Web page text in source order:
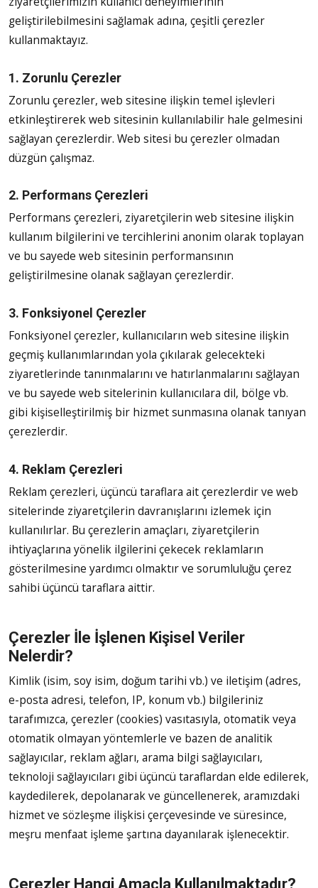
geliştirilebilmesini sağlamak adına, çeşitli çerezler
kullanmaktayız.
1. Zorunlu Çerezler
Zorunlu çerezler, web sitesine ilişkin temel işlevleri
etkinleştirerek web sitesinin kullanılabilir hale gelmesini
sağlayan çerezlerdir. Web sitesi bu çerezler olmadan
düzgün çalışmaz.
2. Performans Çerezleri
Performans çerezleri, ziyaretçilerin web sitesine ilişkin
kullanım bilgilerini ve tercihlerini anonim olarak toplayan
ve bu sayede web sitesinin performansının
geliştirilmesine olanak sağlayan çerezlerdir.
3. Fonksiyonel Çerezler
Fonksiyonel çerezler, kullanıcıların web sitesine ilişkin
geçmiş kullanımlarından yola çıkılarak gelecekteki
ziyaretlerinde tanınmalarını ve hatırlanmalarını sağlayan
ve bu sayede web sitelerinin kullanıcılara dil, bölge vb.
gibi kişiselleştirilmiş bir hizmet sunmasına olanak tanıyan
çerezlerdir.
4. Reklam Çerezleri
Reklam çerezleri, üçüncü taraflara ait çerezlerdir ve web
sitelerinde ziyaretçilerin davranışlarını izlemek için
kullanılırlar. Bu çerezlerin amaçları, ziyaretçilerin
ihtiyaçlarına yönelik ilgilerini çekecek reklamların
gösterilmesine yardımcı olmaktır ve sorumluluğu çerez
sahibi üçüncü taraflara aittir.
Çerezler İle İşlenen Kişisel Veriler
Nelerdir?
Kimlik (isim, soy isim, doğum tarihi vb.) ve iletişim (adres,
e-posta adresi, telefon, IP, konum vb.) bilgileriniz
tarafımızca, çerezler (cookies) vasıtasıyla, otomatik veya
otomatik olmayan yöntemlerle ve bazen de analitik
sağlayıcılar, reklam ağları, arama bilgi sağlayıcıları,
teknoloji sağlayıcıları gibi üçüncü taraflardan elde edilerek,
kaydedilerek, depolanarak ve güncellenerek, aramızdaki
hizmet ve sözleşme ilişkisi çerçevesinde ve süresince,
meşru menfaat işleme şartına dayanılarak işlenecektir.
Çerezler Hangi Amaçla Kullanılmaktadır?